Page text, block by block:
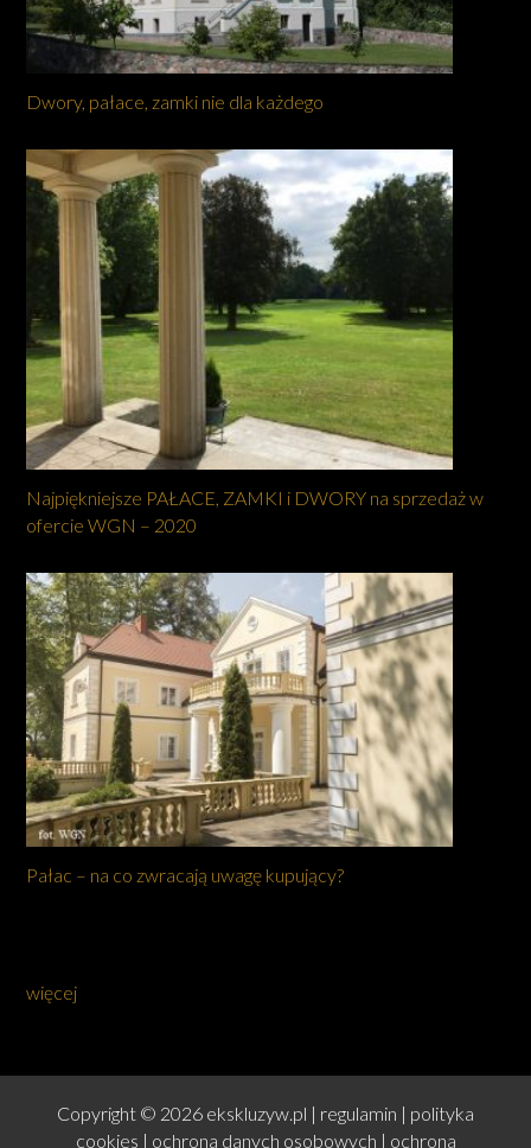
Dwory, pałace, zamki nie dla każdego
Najpiękniejsze PAŁACE, ZAMKI i DWORY na sprzedaż w
ofercie WGN – 2020
Pałac – na co zwracają uwagę kupujący?
więcej
Copyright © 2026 ekskluzyw.pl | regulamin | polityka
cookies | ochrona danych osobowych | ochrona